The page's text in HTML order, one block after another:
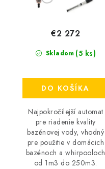
Skladom (5 ks)
€2 272
DO KOŠÍKA
Najpokročilejší automat
pre riadenie kvality
bazénovej vody, vhodný
pre použitie v domácich
bazénoch a whirpooloch
od 1m3 do 250m3.